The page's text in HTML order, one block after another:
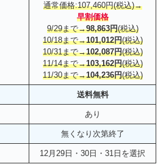
通常価格:107,460円(税込)→
早割価格
9/29まで→98,863円(税込)
10/18まで→101,012円(税込)
10/31まで→102,087円(税込)
11/14まで→103,162円(税込)
11/30まで→104,236円(税込)
送料無料
あり
無くなり次第終了
12月29日・30日・31日を選択